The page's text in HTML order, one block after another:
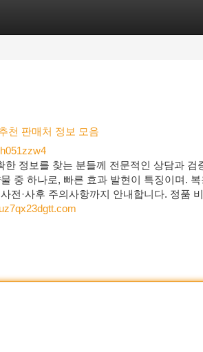
천 판매처 정보 모음
한 정보를 찾는 분들께 전문적인 상담과
중 하나로, 빠른 효과 발현이 특징이며.
전·사후 주의사항까지 안내합니다. 정품